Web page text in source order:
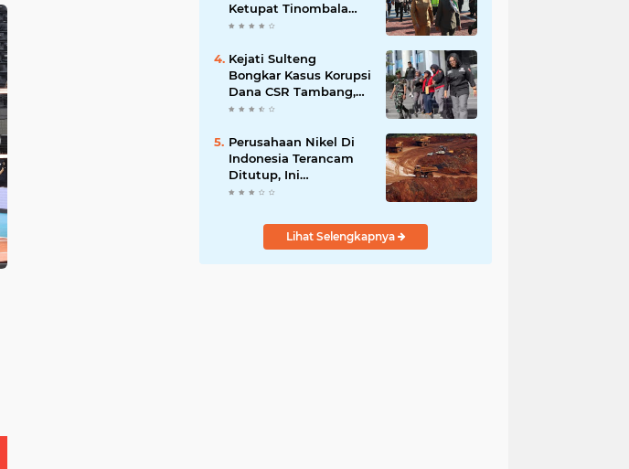
Ketupat Tinombala
2023
Kejati Sulteng
Bongkar Kasus Korupsi
Dana CSR Tambang,
Sekdes Tamainusi Ikut
Perusahaan Nikel Di
Indonesia Terancam
Ditutup, Ini
Pernyataan Luhut
Lihat Selengkapnya